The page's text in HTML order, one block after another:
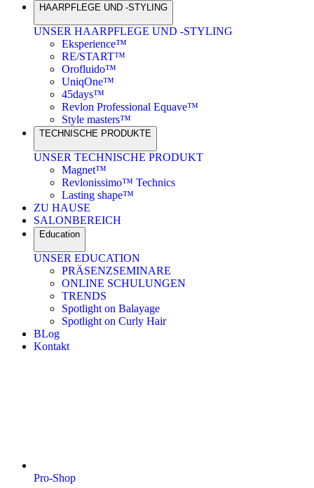
HAARPFLEGE UND -STYLING
UNSER HAARPFLEGE UND -STYLING
Eksperience™
RE/START™
Orofluido™
UniqOne™
45days™
Revlon Professional Equave™
Style masters™
TECHNISCHE PRODUKTE
UNSER TECHNISCHE PRODUKT
Magnet™
Revlonissimo™ Technics
Lasting shape™
ZU HAUSE
SALONBEREICH
Education
UNSER EDUCATION
PRÄSENZSEMINARE
ONLINE SCHULUNGEN
TRENDS
Spotlight on Balayage
Spotlight on Curly Hair
BLog
Kontakt
Pro-Shop